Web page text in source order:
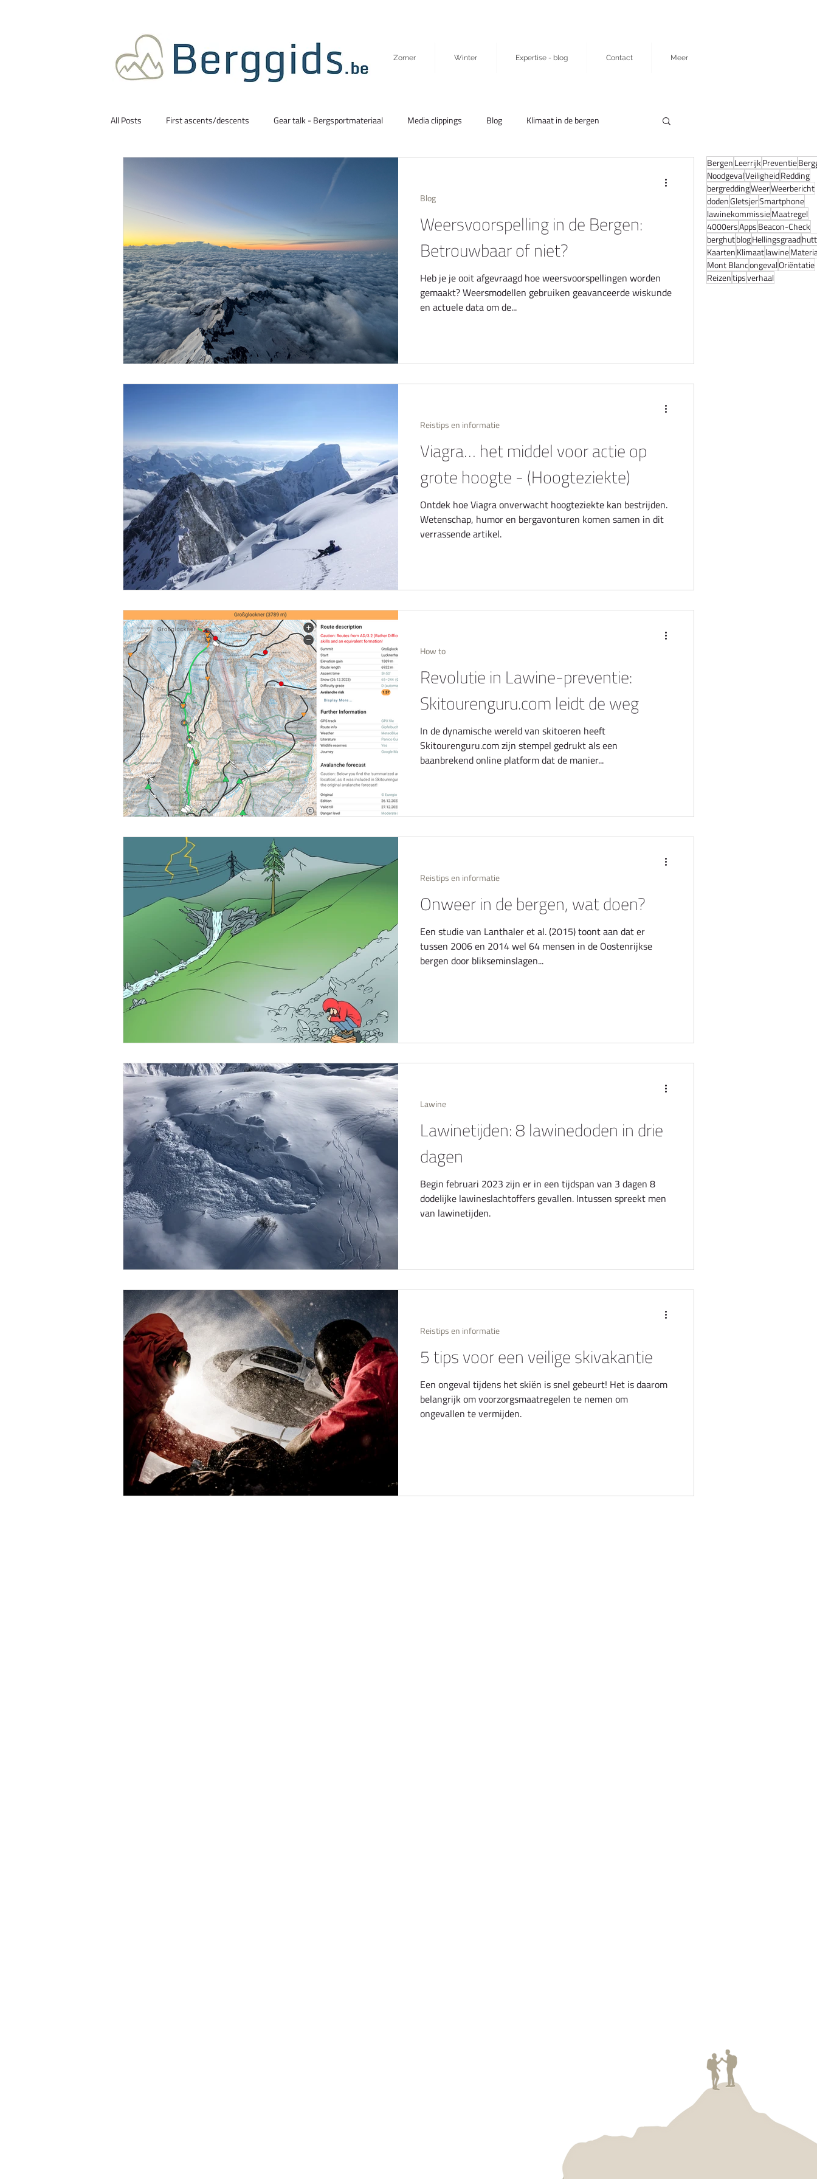
Zomer Winter Expertise - blog Contact Meer
All Posts First ascents/descents Gear talk - Bergsportmateriaal Media clippings Blog Klimaat in de bergen
Gast auteur
Weersvoorspelling in de Bergen:
Betrouwbaar of niet?
Heb je je ooit afgevraagd hoe weersvoorspellingen worden
gemaakt? Weersmodellen gebruiken geavanceerde wiskunde
en actuele data om de...
Blog
Viagra… het middel voor actie op
grote hoogte - (Hoogteziekte)
Ontdek hoe Viagra onverwacht hoogteziekte kan bestrijden.
Wetenschap, humor en bergavonturen komen samen in dit
verrassende artikel.
Reistips en informatie
Revolutie in Lawine-preventie:
Skitourenguru.com leidt de weg
In de dynamische wereld van skitoeren heeft
Skitourenguru.com zijn stempel gedrukt als een
baanbrekend online platform dat de manier...
How to
Onweer in de bergen, wat doen?
Een studie van Lanthaler et al. (2015) toont aan dat er
tussen 2006 en 2014 wel 64 mensen in de Oostenrijkse
bergen door blikseminslagen...
Reistips en informatie
Lawinetijden: 8 lawinedoden in drie
dagen
Begin februari 2023 zijn er in een tijdspan van 3 dagen 8
dodelijke lawineslachtoffers gevallen. Intussen spreekt men
van lawinetijden.
Lawine
5 tips voor een veilige skivakantie
Een ongeval tijdens het skiën is snel gebeurt! Het is daarom
belangrijk om voorzorgsmaatregelen te nemen om
ongevallen te vermijden.
Reistips en informatie
BergenLeerrijkPreventie
NoodgevalVeiligheidRedding
bergreddingWeerWeerbericht
dodenGletsjerSmartphone
lawinekommissieMaatregel
4000ersAppsBeacon-Check
berghutblogHellingsgraad
KaartenKlimaatlawine
Mont BlancongevalOriëntatie
Reizentipsverhaal